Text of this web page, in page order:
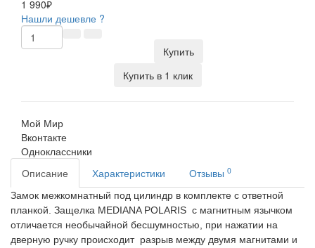
1 990₽
Нашли дешевле ?
Купить
Купить в 1 клик
Мой Мир
Вконтакте
Одноклассники
Описание
Характеристики Отзывы 0
Замок межкомнатный под цилиндр в комплекте с ответной
планкой. Защелка MEDIANA POLARIS с магнитным язычком
отличается необычайной бесшумностью, при нажатии на
дверную ручку происходит разрыв между двумя магнитами и